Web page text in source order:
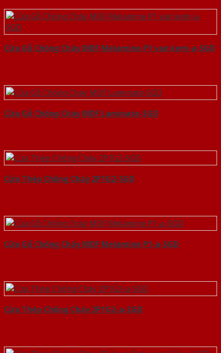
Cửa Gỗ Chống Cháy MDF Melamine P1 van kem-a-SGD
Cửa Gỗ Chống Cháy MDF Laminate-SGD
Cửa Thép Chống Cháy 2P1G2-SGD
Cửa Gỗ Chống Cháy MDF Melamine P1-a-SGD
Cửa Thép Chống Cháy 2P1G2-a-SGD